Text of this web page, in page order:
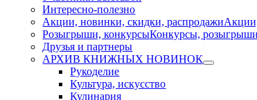
Интересно-полезно
Акции, новинки, скидки, распродажи
Розыгрыши, конкурсыКонкурсы, розыгрыши
Друзья и партнеры
АРХИВ КНИЖНЫХ НОВИНОК
Рукоделие
Культура, искусство
Кулинария